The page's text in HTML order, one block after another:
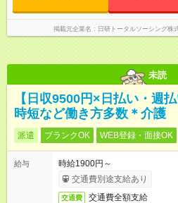
掲載元企業名 日研トータルソーシング
未読
【日収9500円×日払い・週
時短など働き方多数＊介護
派遣 ブランクOK WEB登録・面接OK
給与
時給1900円～
交通費別途支給あり
交通費 交通費全額支給